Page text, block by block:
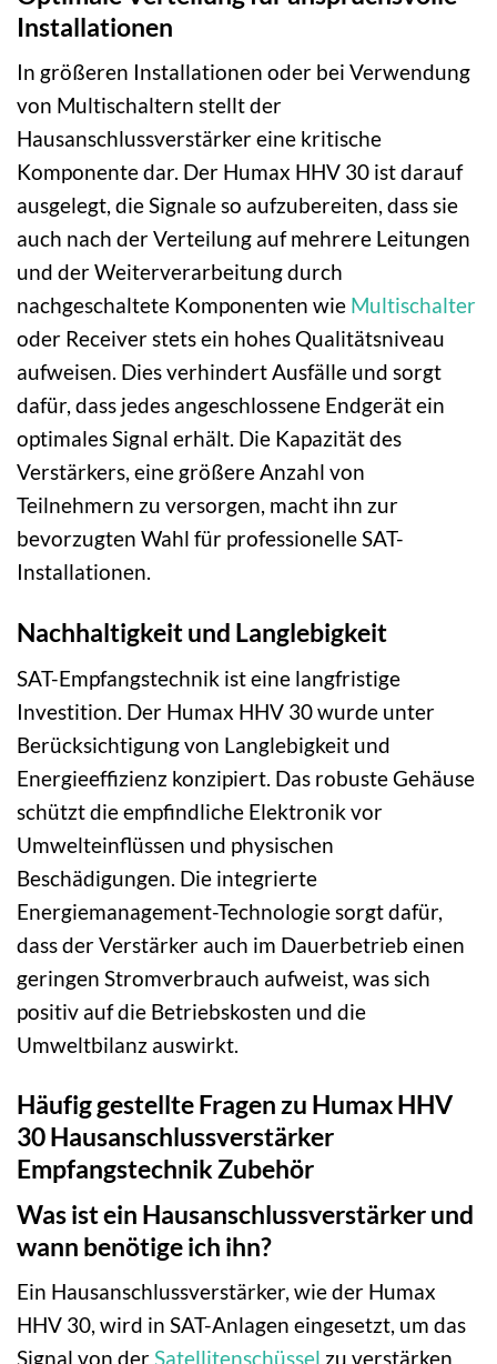
Installationen
In größeren Installationen oder bei Verwendung
von Multischaltern stellt der
Hausanschlussverstärker eine kritische
Komponente dar. Der Humax HHV 30 ist darauf
ausgelegt, die Signale so aufzubereiten, dass sie
auch nach der Verteilung auf mehrere Leitungen
und der Weiterverarbeitung durch
nachgeschaltete Komponenten wie Multischalter
oder Receiver stets ein hohes Qualitätsniveau
aufweisen. Dies verhindert Ausfälle und sorgt
dafür, dass jedes angeschlossene Endgerät ein
optimales Signal erhält. Die Kapazität des
Verstärkers, eine größere Anzahl von
Teilnehmern zu versorgen, macht ihn zur
bevorzugten Wahl für professionelle SAT-
Installationen.
Nachhaltigkeit und Langlebigkeit
SAT-Empfangstechnik ist eine langfristige
Investition. Der Humax HHV 30 wurde unter
Berücksichtigung von Langlebigkeit und
Energieeffizienz konzipiert. Das robuste Gehäuse
schützt die empfindliche Elektronik vor
Umwelteinflüssen und physischen
Beschädigungen. Die integrierte
Energiemanagement-Technologie sorgt dafür,
dass der Verstärker auch im Dauerbetrieb einen
geringen Stromverbrauch aufweist, was sich
positiv auf die Betriebskosten und die
Umweltbilanz auswirkt.
Häufig gestellte Fragen zu Humax HHV
30 Hausanschlussverstärker
Empfangstechnik Zubehör
Was ist ein Hausanschlussverstärker und
wann benötige ich ihn?
Ein Hausanschlussverstärker, wie der Humax
HHV 30, wird in SAT-Anlagen eingesetzt, um das
Signal von der Satellitenschüssel zu verstärken